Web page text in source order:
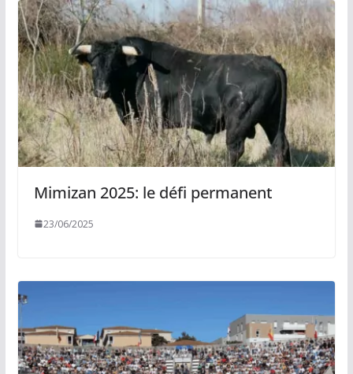
Mimizan 2025: le défi permanent
23/06/2025